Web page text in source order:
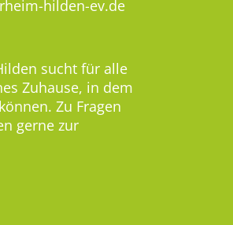
hilden-ev.de
sucht für alle
Zuhause, in dem
Zu Fragen
gerne zur